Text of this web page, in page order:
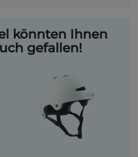
könnten Ihnen
gefallen!